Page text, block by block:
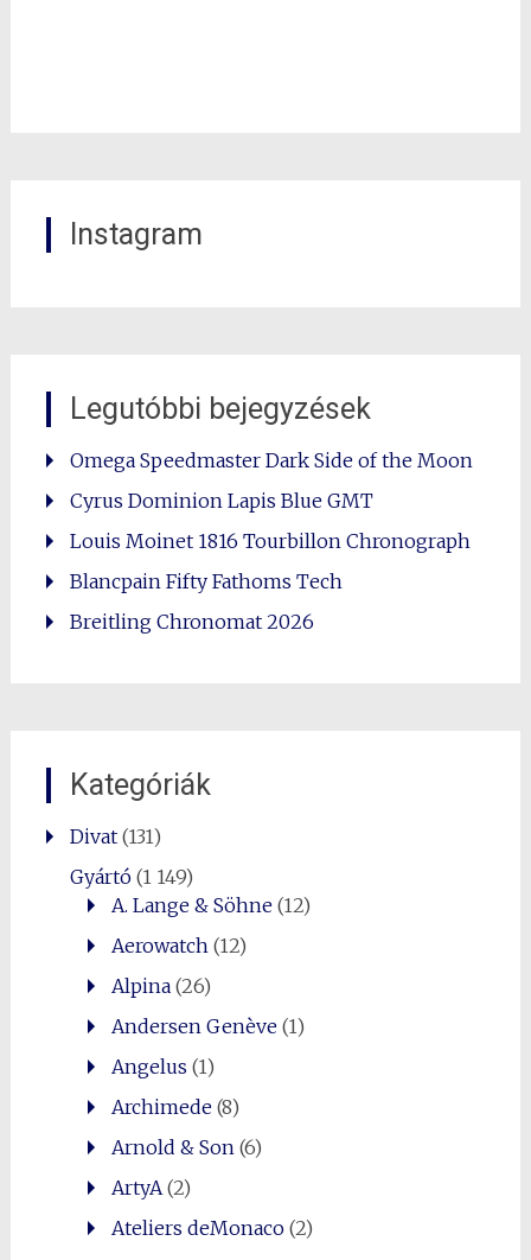
Instagram
Legutóbbi bejegyzések
Omega Speedmaster Dark Side of the Moon
Cyrus Dominion Lapis Blue GMT
Louis Moinet 1816 Tourbillon Chronograph
Blancpain Fifty Fathoms Tech
Breitling Chronomat 2026
Kategóriák
Divat(131)
Gyártó(1 149)
A. Lange & Söhne(12)
Aerowatch (12)
Alpina(26)
Andersen Genève(1)
Angelus (1)
Archimede(8)
Arnold & Son (6)
ArtyA (2)
Ateliers deMonaco(2)